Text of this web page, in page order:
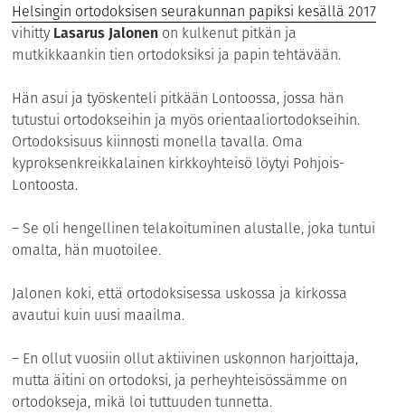
Helsingin ortodoksisen seurakunnan papiksi kesällä 2017
vihitty Lasarus Jalonen on kulkenut pitkän ja
mutkikkaankin tien ortodoksiksi ja papin tehtävään.
Hän asui ja työskenteli pitkään Lontoossa, jossa hän
tutustui ortodokseihin ja myös orientaaliortodokseihin.
Ortodoksisuus kiinnosti monella tavalla. Oma
kyproksenkreikkalainen kirkkoyhteisö löytyi Pohjois-
Lontoosta.
– Se oli hengellinen telakoituminen alustalle, joka tuntui
omalta, hän muotoilee.
Jalonen koki, että ortodoksisessa uskossa ja kirkossa
avautui kuin uusi maailma.
– En ollut vuosiin ollut aktiivinen uskonnon harjoittaja,
mutta äitini on ortodoksi, ja perheyhteisössämme on
ortodokseja, mikä loi tuttuuden tunnetta.